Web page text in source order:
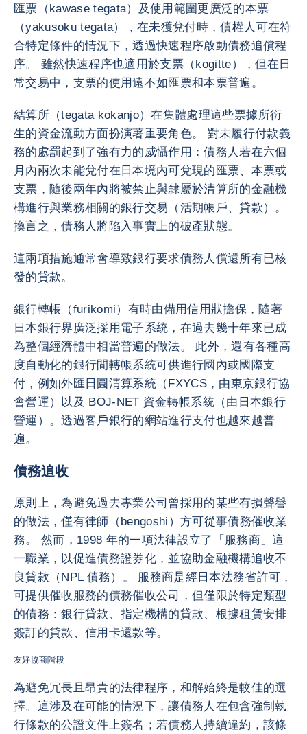
匯票（kawase tegata）及使用範圍更廣泛的本票
（yakusoku tegata），在未獲兌付時，債權人可在符
合特定條件的情況下，透過快速程序啟動債務追償程
序。 雖然快速程序也適用於支票（kogitte），但在日
常交易中，支票的使用遠不如匯票和本票普遍。
結算所（tegata kokanjo）在集體處理這些票據所衍
生的資金流動方面扮演著重要角色。 對未履行付款義
務的處罰起到了強有力的威懾作用：債務人若在六個
月內兩次未能兌付在日本境內可兌現的匯票、本票或
支票，隨後兩年內將被禁止與隸屬於清算所的金融機
構進行與業務相關的銀行交易（活期帳戶、貸款）。
換言之，債務人將陷入事實上的破產狀態。
這兩項措施通常會導致銀行要求債務人償還所有已核
發的貸款。
銀行轉帳（furikomi）有時由備用信用狀擔保，隨著
日本銀行界廣泛採用電子系統，在過去幾十年來已成
為整個經濟體中相當普遍的做法。 此外，還有各種高
度自動化的銀行間轉帳系統可供進行國內或國際支
付，例如外匯日圓清算系統（FXYCS，由東京銀行協
會營運）以及 BOJ-NET 資金轉帳系統（由日本銀行
營運）。透過客戶銀行的網站進行支付也越來越普
遍。
債務追收
原則上，為避免過去專業公司曾採用的某些有損聲譽
的做法，僅有律師（bengoshi）方可從事債務催收業
務。 然而，1998 年的一項法律設立了「服務商」這
一職業，以促進債務證券化，並協助金融機構追收不
良貸款（NPL 債務）。 服務商是經日本法務省許可，
可提供催收服務的債務催收公司，但僅限於特定類型
的債務：銀行貸款、指定機構的貸款、根據租賃安排
簽訂的貸款、信用卡還款等。
友好協商階段
為避免冗長且昂貴的法律程序，和解始終是較佳的選
擇。這涉及在可能的情況下，讓債務人在包含強制執
行條款的公證文件上簽名；若債務人持續違約，該條